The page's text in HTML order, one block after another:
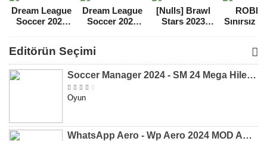
Dream League
Soccer 2021
[v8.31]
Dream League
Soccer 2022
[Nulls] Brawl
Stars 2023
Sınırsız
Editörün Seçimi
Soccer Manager 2024 - SM 24 Mega Hileli MOD APK indir [v3.0.0]
Oyun
WhatsApp Aero - Wp Aero 2024 MOD APK indir [v10.0.2]